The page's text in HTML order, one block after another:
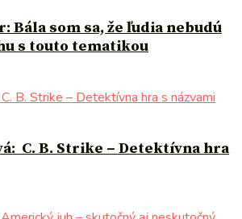
Bála som sa, že ľudia nebudú
s touto tematikou
C. B. Strike – Detektívna hra